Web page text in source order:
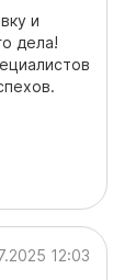
и
дела!
12:03